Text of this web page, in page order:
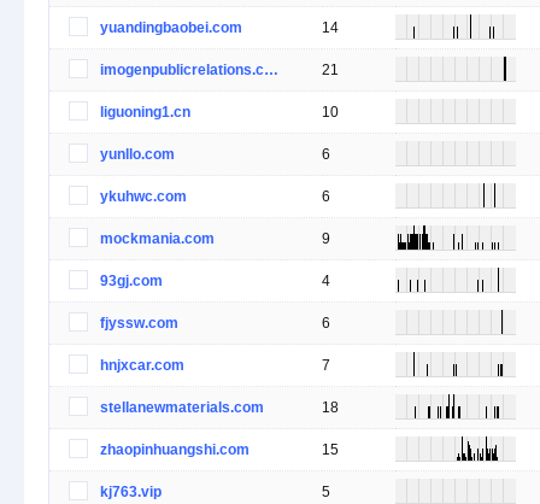
yuandingbaobei.com 14
imogenpublicrelations.com 21
liguoning1.cn 10
yunllo.com 6
ykuhwc.com 6
mockmania.com 9
93gj.com 4
fjyssw.com 6
hnjxcar.com 7
stellanewmaterials.com 18
zhaopinhuangshi.com 15
kj763.vip 5